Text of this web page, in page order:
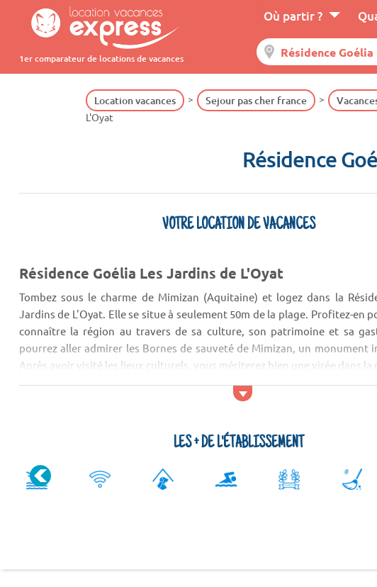
1er comparateur de locations de vacances
Où partir ?
Location vacances Sejour pas cher france
L'Oyat
Résidence
VOTRE LOCATION DE VACANCES
Résidence Goélia Les Jardins de L'Oyat
Tombez sous le charme de Mimizan (Aquitaine) et logez dans la
Jardins de L'Oyat. Elle se situe à seulement 50m de la plage. Profitez-en
connaître la région au travers de sa culture, son patrimoine et sa
pourrez aller admirer les Bornes de sauveté de Mimizan, un monument
Après avoir visité les lieux culturels, vous mériterez bien une virée dans la
LES + DE L'ÉTABLISSEMENT